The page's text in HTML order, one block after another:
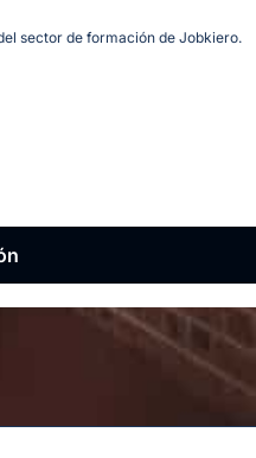
sector de formación de Jobkiero.